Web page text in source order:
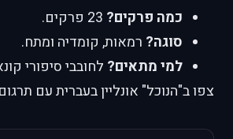
כמה פרקים?
סוגה? רמאות, קומדיה ומתח.
למי מתאים? לחובבי סיפורי
צפו ב"הנוכל" אונליין בעברית עם